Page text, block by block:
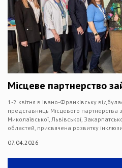
Місцеве партнерство
1-2 квітня в Івано-Франківську
представниць Місцевого партнерства
Миколаївської, Львівської,
областей, присвячена розвитку
07.04.2026